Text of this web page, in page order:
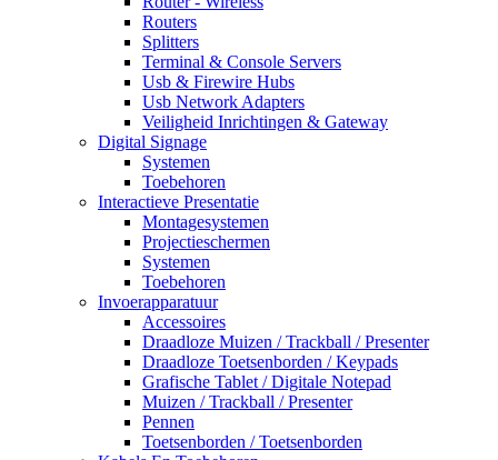
Routers
Splitters
Terminal & Console Servers
Usb & Firewire Hubs
Usb Network Adapters
Veiligheid Inrichtingen & Gateway
Digital Signage
Systemen
Toebehoren
Interactieve Presentatie
Montagesystemen
Projectieschermen
Systemen
Toebehoren
Invoerapparatuur
Accessoires
Draadloze Muizen / Trackball / Presenter
Draadloze Toetsenborden / Keypads
Grafische Tablet / Digitale Notepad
Muizen / Trackball / Presenter
Pennen
Toetsenborden / Toetsenborden